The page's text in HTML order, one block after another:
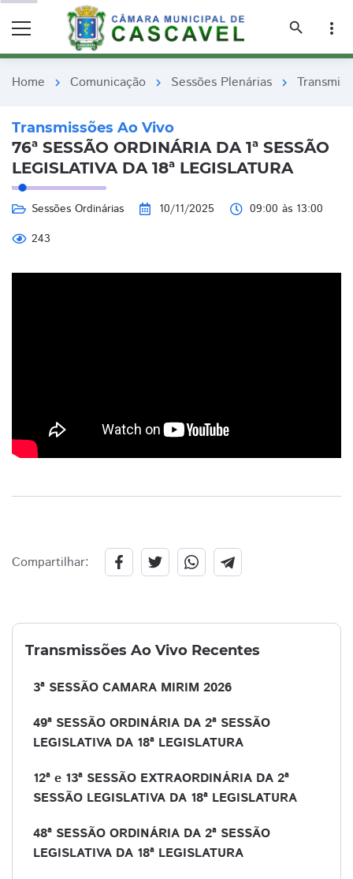
search
more_vert
Home chevron_right Comunicação chevron_right Sessões Plenárias chevron_right
Transmissões Ao Vivo
76ª SESSÃO ORDINÁRIA DA 1ª SESSÃO
LEGISLATIVA DA 18ª LEGISLATURA
Sessões Ordinárias 10/11/2025
09:00 às 13:00
243
Compartilhar:
Transmissões Ao Vivo Recentes
3ª SESSÃO CAMARA MIRIM 2026
49ª SESSÃO ORDINÁRIA DA 2ª SESSÃO
LEGISLATIVA DA 18ª LEGISLATURA
12ª e 13ª SESSÃO EXTRAORDINÁRIA DA 2ª
SESSÃO LEGISLATIVA DA 18ª LEGISLATURA
48ª SESSÃO ORDINÁRIA DA 2ª SESSÃO
LEGISLATIVA DA 18ª LEGISLATURA